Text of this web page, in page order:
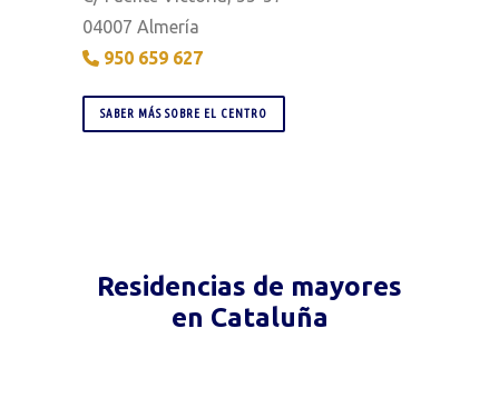
04007 Almería
950 659 627
SABER MÁS SOBRE EL CENTRO
Residencias de mayores
en Cataluña